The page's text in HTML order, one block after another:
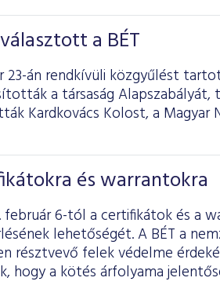
a BÉT
23-án rendkívüli közgyűlést
a társaság Alapszabályát,
Kardkovács Kolost, a Magyar
és warrantokra
február 6-tól a certifikátok és a
lehetőségét. A BÉT a
résztvevő felek védelme
hogy a kötés árfolyama